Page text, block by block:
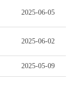
2025-06-05
2025-06-02
2025-05-09